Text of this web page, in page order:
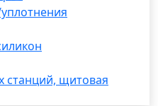
станций, щитовая